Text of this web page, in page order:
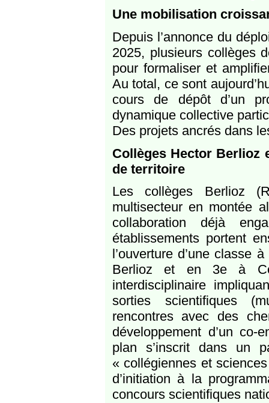
Une mobilisation
Depuis l’annonce du
2025, plusieurs collèges
pour formaliser et
Au total, ce sont
cours de dépôt d’un
dynamique collective
Des projets ancrés dans
Collèges Hector Berlioz
de territoire
Les collèges Berlioz
multisecteur en montée
collaboration déjà
établissements portent
l’ouverture d’une classe
Berlioz et en 3e à
interdisciplinaire
sorties scientifiques
rencontres avec des
développement d’un co-
plan s’inscrit dans un
« collégiennes et
d’initiation à la
concours scientifiques